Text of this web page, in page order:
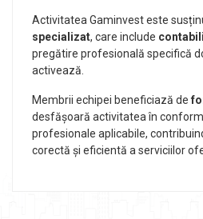
Activitatea Gaminvest este
specializat, care include contabili
pregătire profesională specifică
activează.
Membrii echipei beneficiază de
desfășoară activitatea în
profesionale aplicabile,
corectă și eficientă a serviciilor